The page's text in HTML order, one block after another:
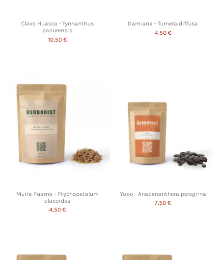
Clavo Huasca - Tynnanthus
panurensis
10,50 €
Damiana - Turnera diffusa
4,50 €
Muira Puama - Ptychopetalum
olacoides
4,50 €
Yopo - Anadenanthera peregrina
7,50 €